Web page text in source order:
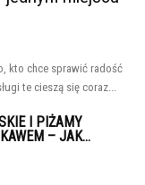
kto chce sprawić radość
te cieszą się coraz...
I PIŻAMY
– JAK...